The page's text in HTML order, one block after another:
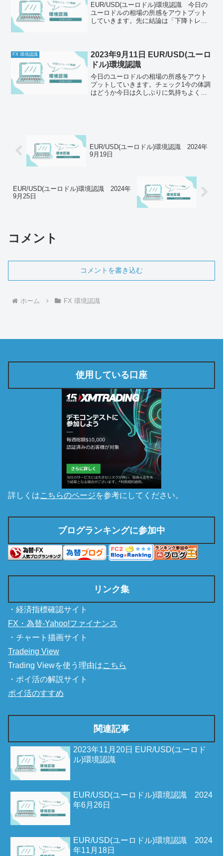
EUR/USD(ユーロドル)環境認識 今日の
ユーロドルの相場の所感をアウトプット
していきます。先に結論は「下降トレン
はどうか今日もと...
FX 環境認識
2023年9月11日 EUR/USD(ユーロ
ドル)環境認識
今日のユーロドルの相場の所感をアウト
プットしていきます。チェック1今の体調
はどうか今日は久しぶりに気持ちよく起
EUR/USD(ユーロドル)環境認識 2024年
9月19日
EUR/USD(ユーロドル)環境認識 2024年
9月25日
コメント
コメントを書き込む
ホーム FX 環境認識
使用している口座
詳しくはこちらのページを参考にしてください。
ブログランキングに参加中
リンク集
・経済指標確認サイト
FX・為替-Yahoo!ファイナンス
・チャート描画サイト
Tradeing View
Trading Viewを使う理由はこちら
・ポイ活の解説サイト
ポイ活のすすめ
関連記事
2023年11月20日 EUR/USD(ユーロド
ル)環境認識
EUR/USD(ユーロドル)環境認識 2024
年6月26日
EUR/USD(ユーロドル)環境認識 2024
年11月18日